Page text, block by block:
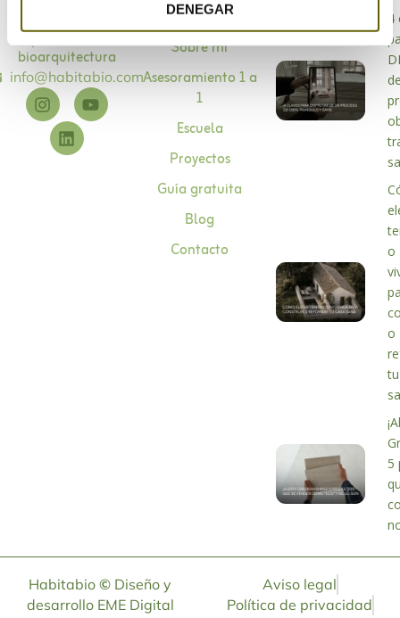
DENEGAR
Especialistas en
bioarquitectura
info@habitabio.com
Bioarquitectura
Sobre mí
Asesoramiento 1 a
1
Escuela
Proyectos
Guía gratuita
Blog
Contacto
o
o
5
Habitabio © Diseño y
desarrollo EME Digital
Aviso legal
Política de privacidad